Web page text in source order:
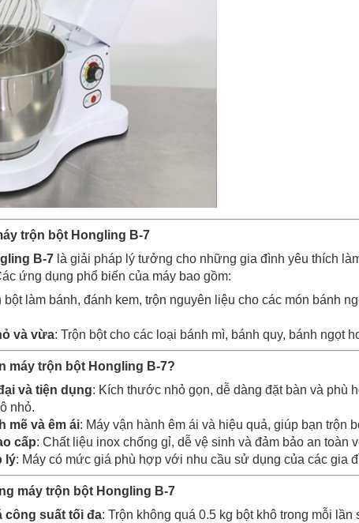
trộn bột Hongling B-7
B-7 là giải pháp lý tưởng cho những gia đình yêu thích
ứng dụng phổ biến của máy bao gồm:
bột làm bánh, đánh kem, trộn nguyên liệu cho các món bánh
và vừa: Trộn bột cho các loại bánh mì, bánh quy, bánh ngọt
máy trộn bột Hongling B-7?
và tiện dụng: Kích thước nhỏ gọn, dễ dàng đặt bàn và phù
nhỏ.
mẽ và êm ái: Máy vận hành êm ái và hiệu quả, giúp bạn trộn
cấp: Chất liệu inox chống gỉ, dễ vệ sinh và đảm bảo an toàn
lý: Máy có mức giá phù hợp với nhu cầu sử dụng của các gia
máy trộn bột Hongling B-7
công suất tối đa: Trộn không quá 0.5 kg bột khô trong mỗi